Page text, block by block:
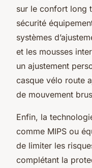
sur le confort long
sécurité
systèmes
et les mousses
un ajustement
casque vélo route
de mouvement
Enfin, la
comme MIPS ou
de limiter les
complétant la